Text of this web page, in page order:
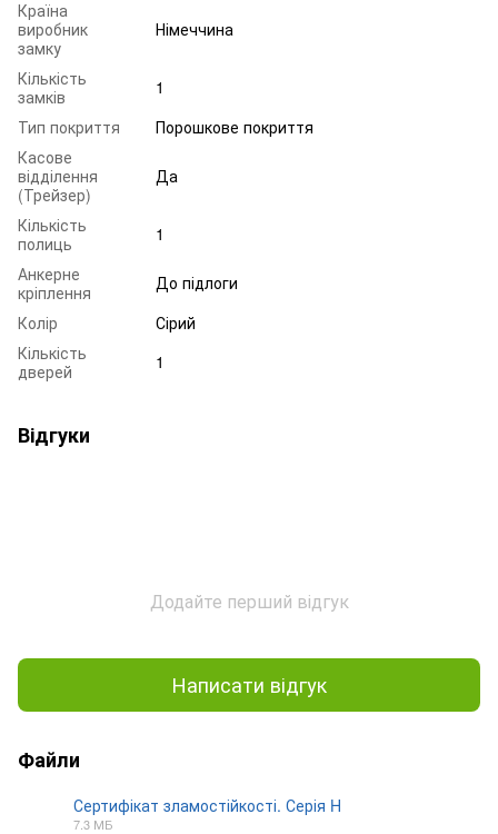
Країна
виробник
замку
Німеччина
Кількість
замків
1
Тип покриття
Порошкове покриття
Касове
відділення
(Трейзер)
Да
Кількість
полиць
1
Анкерне
кріплення
До підлоги
Колір
Сірий
Кількість
дверей
1
Відгуки
Додайте перший відгук
Написати відгук
Файли
Сертифікат зламостійкості. Серія H
7.3 МБ